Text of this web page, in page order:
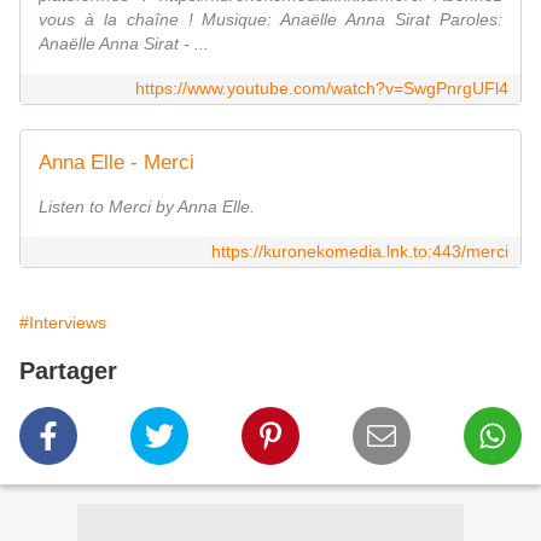
vous à la chaîne ! Musique: Anaëlle Anna Sirat Paroles:
Anaëlle Anna Sirat - ...
https://www.youtube.com/watch?v=SwgPnrgUFl4
Anna Elle - Merci
Listen to Merci by Anna Elle.
https://kuronekomedia.lnk.to:443/merci
#Interviews
Partager